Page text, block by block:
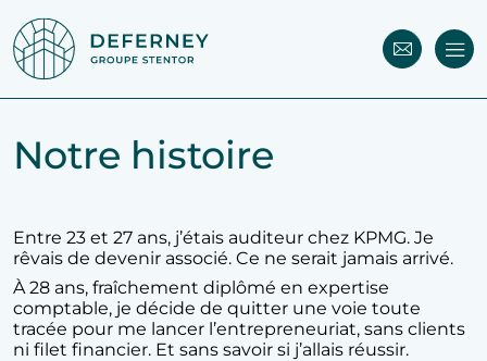
Notre histoire
Entre 23 et 27 ans, j’étais auditeur chez KPMG. Je
rêvais de devenir associé. Ce ne serait jamais arrivé.
À 28 ans, fraîchement diplômé en expertise
comptable, je décide de quitter une voie toute
tracée pour me lancer l’entrepreneuriat, sans clients
ni filet financier. Et sans savoir si j’allais réussir.